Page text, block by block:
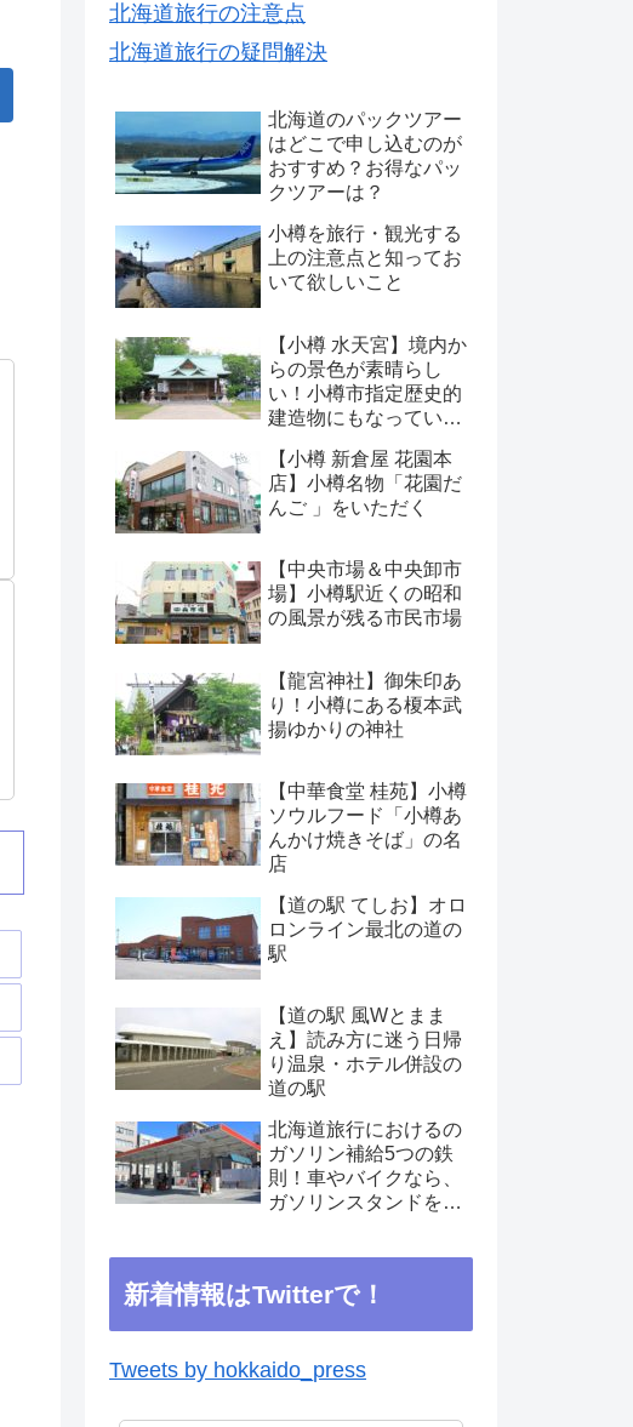
北海道旅行の注意点
北海道旅行の疑問解決
北海道のパックツアー
はどこで申し込むのが
おすすめ？お得なパッ
クツアーは？
小樽を旅行・観光する
上の注意点と知ってお
いて欲しいこと
【小樽 水天宮】境内か
らの景色が素晴らし
い！小樽市指定歴史的
建造物にもなっている
【小樽 新倉屋 花園本
店】小樽名物「花園だ
んご 」をいただく
【中央市場＆中央卸市
場】小樽駅近くの昭和
の風景が残る市民市場
【龍宮神社】御朱印あ
り！小樽にある榎本武
揚ゆかりの神社
【中華食堂 桂苑】小樽
ソウルフード「小樽あ
んかけ焼きそば」の名
店
【道の駅 てしお】オロ
ロンライン最北の道の
駅
【道の駅 風Wとまま
え】読み方に迷う日帰
り温泉・ホテル併設の
道の駅
北海道旅行におけるの
ガソリン補給5つの鉄
則！車やバイクなら、
ガソリンスタンドを見
新着情報はTwitterで！
Tweets by hokkaido_press